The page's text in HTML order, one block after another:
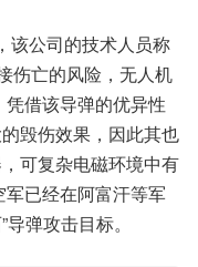
该公司的技术人员称
伤亡的风险，无人机
借该导弹的优异性
毁伤效果，因此其也
可复杂电磁环境中有
已经在阿富汗等军
弹攻击目标。